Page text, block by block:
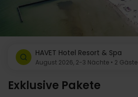
HAVET Hotel Resort & Spa
August 2026, 2-3 Nächte • 2 Gäste
Exklusive Pakete